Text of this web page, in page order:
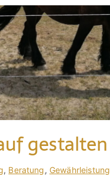
gestalten
, Beratung, Gewährleistung